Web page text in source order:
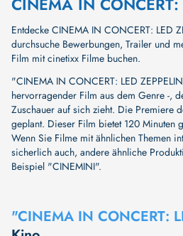
Entdecke CINEMA IN CONCERT: LED
durchsuche Bewerbungen, Trailer und
Film mit cinetixx Filme buchen.
"CINEMA IN CONCERT: LED
hervorragender Film aus dem Genre -,
Zuschauer auf sich zieht. Die Premiere
geplant. Dieser Film bietet 120 Minuten
Wenn Sie Filme mit ähnlichen Themen
sicherlich auch, andere ähnliche
Beispiel "CINEMINI".
"CINEMA IN CONCERT: